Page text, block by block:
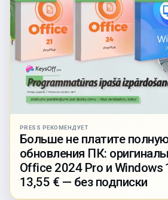
PRESS РЕКОМЕНДУЕТ
Больше не платите
обновления ПК:
Office 2024 Pro и Windows
13,55 € — без подписки